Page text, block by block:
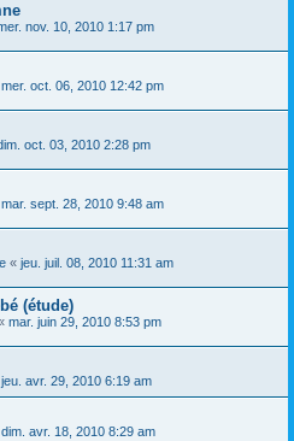
nov. 10, 2010 1:17 pm
mer. oct. 06, 2010 12:42 pm
oct. 03, 2010 2:28 pm
mar. sept. 28, 2010 9:48 am
« jeu. juil. 08, 2010 11:31 am
(étude)
mar. juin 29, 2010 8:53 pm
jeu. avr. 29, 2010 6:19 am
dim. avr. 18, 2010 8:29 am